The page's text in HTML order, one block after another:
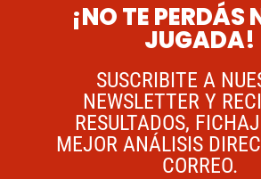
¡NO TE PERDÁS
JUGADA!
SUSCRIBITE A
NEWSLETTER Y
RESULTADOS,
MEJOR ANÁLISIS
CORREO.